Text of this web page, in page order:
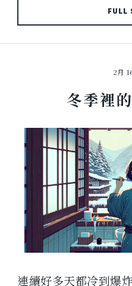
FULL
2月
冬季裡
連續好多天都冷到爆